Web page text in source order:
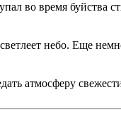
во время буйства
небо. Еще
атмосферу